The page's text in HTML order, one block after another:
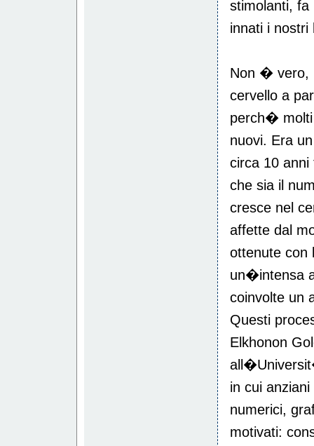
stimolanti,
innati i nostri
Non � vero,
cervello a
perch� molti
nuovi. Era
circa 10
che sia il
cresce nel
affette dal
ottenute con
un�intensa
coinvolte un
Questi
Elkhonon
in cui
numerici,
motivati: